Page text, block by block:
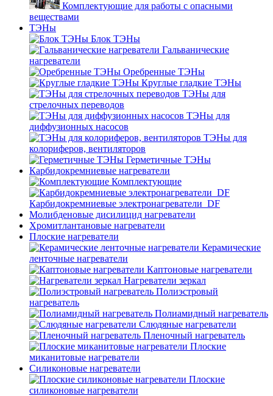
Комплектующие для работы с опасными
веществами
ТЭНы
Блок ТЭНы
Гальванические
нагреватели
Оребренные ТЭНы
Круглые гладкие ТЭНы
ТЭНы для
стрелочных переводов
ТЭНы для
диффузионных насосов
ТЭНы для
колориферов, вентиляторов
Герметичные ТЭНы
Карбидокремниевые нагреватели
Комплектующие
Карбидокремниевые электронагреватели_DF
Молибденовые дисилицид нагреватели
Хромитлантановые нагреватели
Плоские нагреватели
Керамические
ленточные нагреватели
Каптоновые нагреватели
Нагреватели зеркал
Полиэстровый
нагреватель
Полиамидный нагреватель
Слюдяные нагреватели
Пленочный нагреватель
Плоские
миканитовые нагреватели
Силиконовые нагреватели
Плоские
силиконовые нагреватели